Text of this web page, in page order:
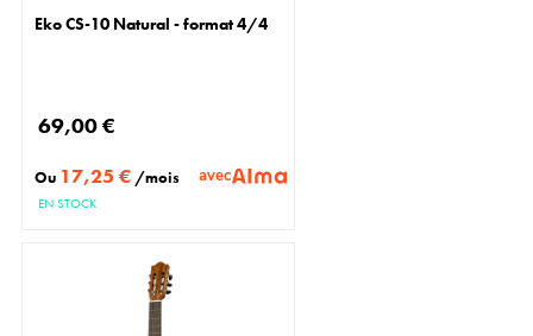
Eko CS-10 Natural - format 4/4
69,00 €
Ou 17,25 € /mois avec
EN STOCK